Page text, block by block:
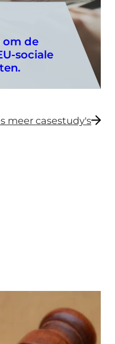
om de
sociale
meer casestudy's